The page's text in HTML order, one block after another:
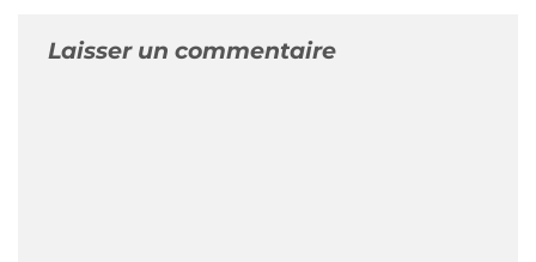
Laisser un commentaire